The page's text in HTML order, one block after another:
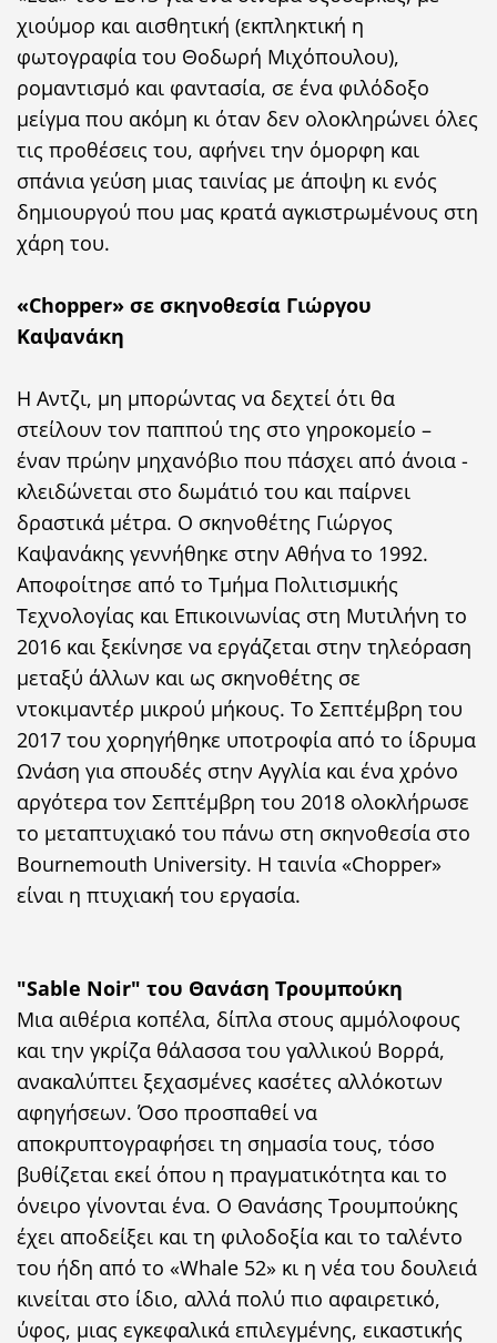
χιούμορ και αισθητική (εκπληκτική η
φωτογραφία του Θοδωρή Μιχόπουλου),
ρομαντισμό και φαντασία, σε ένα φιλόδοξο
μείγμα που ακόμη κι όταν δεν ολοκληρώνει όλες
τις προθέσεις του, αφήνει την όμορφη και
σπάνια γεύση μιας ταινίας με άποψη κι ενός
δημιουργού που μας κρατά αγκιστρωμένους στη
χάρη του.
«Chopper» σε σκηνοθεσία Γιώργου
Καψανάκη
H Αντζι, μη μπορώντας να δεχτεί ότι θα
στείλουν τον παππού της στο γηροκομείο –
έναν πρώην μηχανόβιο που πάσχει από άνοια -
κλειδώνεται στο δωμάτιό του και παίρνει
δραστικά μέτρα. Ο σκηνοθέτης Γιώργος
Καψανάκης γεννήθηκε στην Αθήνα το 1992.
Αποφοίτησε από το Τμήμα Πολιτισμικής
Τεχνολογίας και Επικοινωνίας στη Μυτιλήνη το
2016 και ξεκίνησε να εργάζεται στην τηλεόραση
μεταξύ άλλων και ως σκηνοθέτης σε
ντοκιμαντέρ μικρού μήκους. Το Σεπτέμβρη του
2017 του χορηγήθηκε υποτροφία από το ίδρυμα
Ωνάση για σπουδές στην Αγγλία και ένα χρόνο
αργότερα τον Σεπτέμβρη του 2018 ολοκλήρωσε
το μεταπτυχιακό του πάνω στη σκηνοθεσία στο
Bournemouth University. Η ταινία «Chopper»
είναι η πτυχιακή του εργασία.
"Sable Noir" του Θανάση Τρουμπούκη
Μια αιθέρια κοπέλα, δίπλα στους αμμόλοφους
και την γκρίζα θάλασσα του γαλλικού Βορρά,
ανακαλύπτει ξεχασμένες κασέτες αλλόκοτων
αφηγήσεων. Όσο προσπαθεί να
αποκρυπτογραφήσει τη σημασία τους, τόσο
βυθίζεται εκεί όπου η πραγματικότητα και το
όνειρο γίνονται ένα. Ο Θανάσης Τρουμπούκης
έχει αποδείξει και τη φιλοδοξία και το ταλέντο
του ήδη από το «Whale 52» κι η νέα του δουλειά
κινείται στο ίδιο, αλλά πολύ πιο αφαιρετικό,
ύφος, μιας εγκεφαλικά επιλεγμένης, εικαστικής